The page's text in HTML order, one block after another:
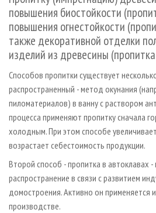
СУШКА ДРЕВЕСИНЫ
ПРОИЗВОДСТВО ДРЕВЕСНЫХ
ДЕРЕВЯННОЕ ДОМОСТРОЕНИЕ
ПРОИЗВОДСТВО МЕБЕЛИ
БИОЭНЕРГЕТИКА
ЦБП
ИНСТРУМЕНТ И МАТЕРИАЛЫ
ПЕРСОНЫ
МОБИЛЬНЫЕ ВЫСТАВКИ
ОФИЦИАЛЬНЫЕ ДЕЛЕГАЦИИ
RUSSIAN FORESTRY REVIEW
ГАЗЕТА ЛЕСПРОМФОРУМ
БИБЛИОТЕКА СПЕЦИАЛИСТА
КОНТАКТЫ
РЕКЛАМА
РЕКЛАМА НА САЙТЕ
повышения биостойкости
повышения огнестойкости
также декоративной отделки
изделий из древесины
Способов пропитки существует
распространенный - метод окунания
пиломатериалов) в ванну с раствором
процесса применяют пропитку сначала
холодным. При этом способе
возрастает себестоимость продукции.
Второй способ - пропитка в автоклавах
распространение в связи с развитием
домостроения. Активно он применяется
производстве.